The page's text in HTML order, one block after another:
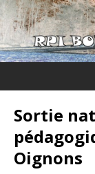
Sortie
Oignons